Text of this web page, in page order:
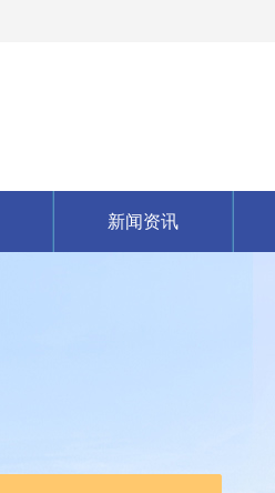
新闻资讯